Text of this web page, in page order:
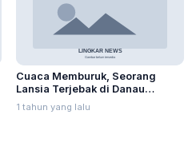
Cuaca Memburuk, Seorang
Lansia Terjebak di Danau
Rawapening Saat Mencari
Enceng Gondok
1 tahun yang lalu